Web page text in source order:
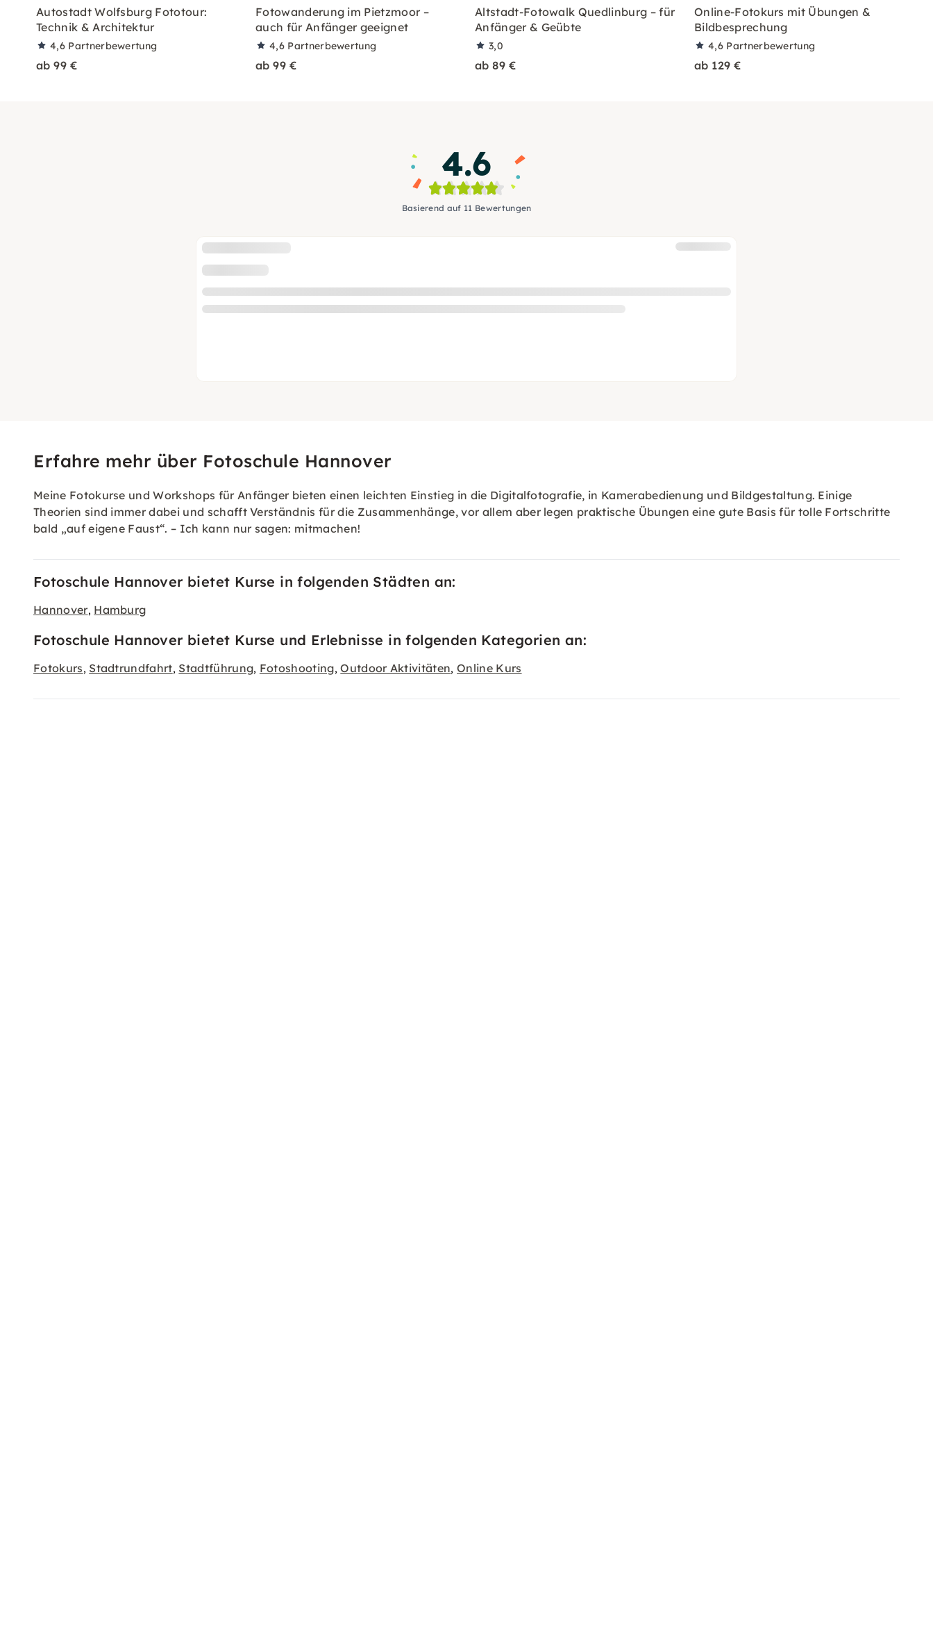
Autostadt Wolfsburg Fototour:
Technik & Architektur
4,6 Partnerbewertung
ab 99 €
Fotowanderung im Pietzmoor –
auch für Anfänger geeignet
4,6 Partnerbewertung
ab 99 €
Altstadt-Fotowalk Quedlinburg – für
Anfänger & Geübte
3,0
ab 89 €
Online-Fotokurs mit Übungen &
Bildbesprechung
4,6 Partnerbewertung
ab 129 €
4.6
Basierend auf 11 Bewertungen
Erfahre mehr über Fotoschule Hannover
Meine Fotokurse und Workshops für Anfänger bieten einen leichten Einstieg in die Digitalfotografie, in Kamerabedienung und Bildgestaltung. Einige
Theorien sind immer dabei und schafft Verständnis für die Zusammenhänge, vor allem aber legen praktische Übungen eine gute Basis für tolle Fortschritte
bald „auf eigene Faust“. – Ich kann nur sagen: mitmachen!
Fotoschule Hannover bietet Kurse in folgenden Städten an:
Hannover, Hamburg
Fotoschule Hannover bietet Kurse und Erlebnisse in folgenden Kategorien an:
Fotokurs, Stadtrundfahrt, Stadtführung, Fotoshooting,Outdoor Aktivitäten,Online Kurs